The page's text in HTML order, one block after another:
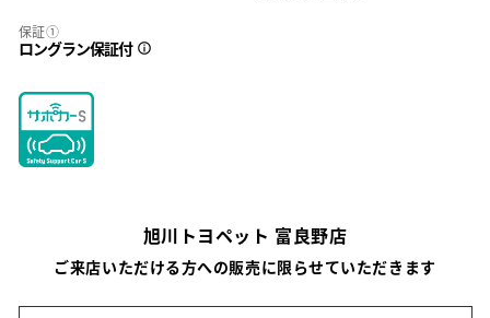
保証①
ロングラン保証付
旭川トヨペット 富良野店
ご来店いただける方への販売に限らせていただきます